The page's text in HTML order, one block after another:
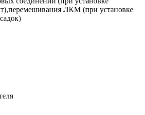
ЛКМ (при установке